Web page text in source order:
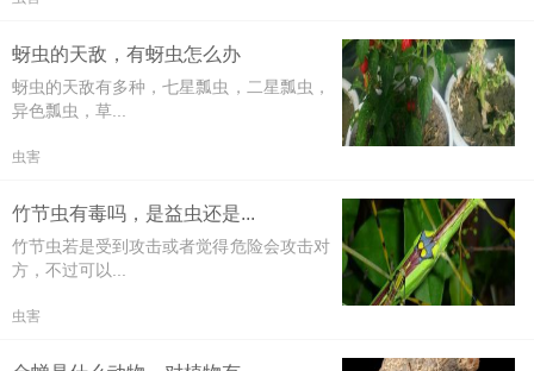
蚜虫的天敌，有蚜虫怎么办
蚜虫的天敌有多种，七星瓢虫，二星瓢虫，
异色瓢虫，草...
虫害
竹节虫有毒吗，是益虫还是...
竹节虫若是受到攻击或者觉得危险会攻击对
方，不过可以...
虫害